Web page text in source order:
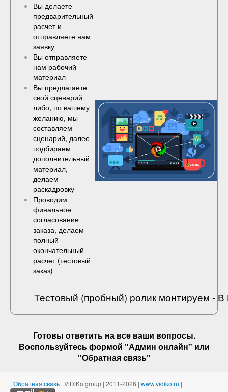
Вы делаете
предварительный
расчет и
отправляете нам
заявку
Вы отправляете
нам рабочий
материал
Вы предлагаете
свой сценарий
либо, по вашему
желанию, мы
составляем
сценарий, далее
подбираем
дополнительный
материал,
делаем
раскадровку
Проводим
финальное
согласование
заказа, делаем
полный
окончательный
расчет (тестовый
заказ)
Тестовый (пробный) ролик монтируем -
Готовы ответить на все ваши вопросы.
Воспользуйтесь формой "Админ онлайн" или
"Обратная связь"
| Обратная связь | ViDiKo group | 2011-2026 | www.vidiko.ru |